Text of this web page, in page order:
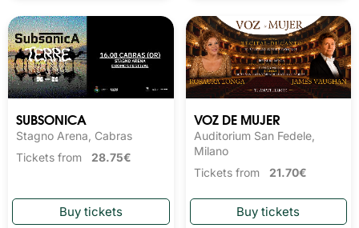
SUBSONICA
Stagno Arena, Cabras
Tickets from 28.75€
VOZ DE MUJER
Auditorium San Fedele,
Milano
Tickets from 21.70€